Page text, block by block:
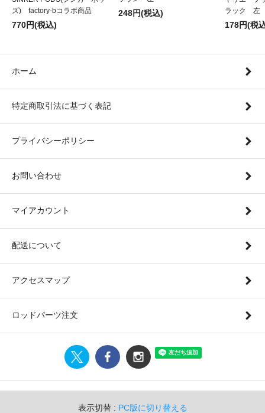
ズ) factory-bコラボ商品
770円(税込)
248円(税込)
ラック 左
178円(税
ホーム
特定商取引法に基づく表記
プライバシーポリシー
お問い合わせ
マイアカウント
配送について
アクセスマップ
ロッドパーツ注文
表示切替 : PC版に切り替える